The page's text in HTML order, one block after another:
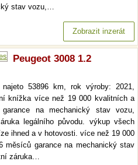
stav vozu,…
Zobrazit inzerát
Peugeot 3008 1.2
53896 km, rok výroby: 2021,
knížka více než 19 000 kvalitních a
na mechanický stav vozu,
legálního původu. výkup všech
ihned a v hotovosti. více než 19 000
měsíců garance na mechanický stav
záruka…